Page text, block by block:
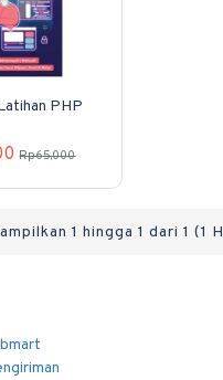
PHP
Rp65,000
1 hingga 1 dari 1 (1